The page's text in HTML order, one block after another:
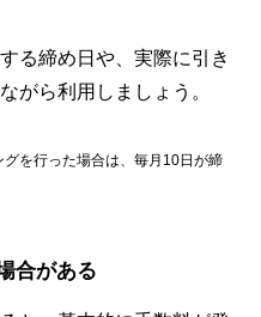
る締め日や、実際に引き
がら利用しましょう。
を行った場合は、毎月10日が締
合がある